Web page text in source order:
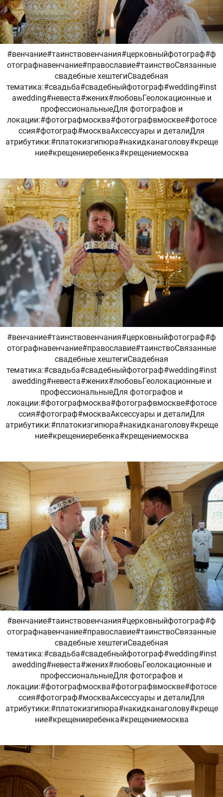
#венчание#таинствовенчания#церковныйфотограф#ф
отографнавенчание#православие#таинствоСвязанные
свадебные хештегиСвадебная
тематика:#свадьба#свадебныйфотограф#wedding#inst
awedding#невеста#жених#любовьГеолокационные и
профессиональныеДля фотографов и
локации:#фотографмосква#фотографвмоскве#фотосе
ссия#фотограф#москваАксессуары и деталиДля
атрибутики:#платокизгипюра#накидканаголову#креще
ние#крещениеребенка#крещениемосква
#венчание#таинствовенчания#церковныйфотограф#ф
отографнавенчание#православие#таинствоСвязанные
свадебные хештегиСвадебная
тематика:#свадьба#свадебныйфотограф#wedding#inst
awedding#невеста#жених#любовьГеолокационные и
профессиональныеДля фотографов и
локации:#фотографмосква#фотографвмоскве#фотосе
ссия#фотограф#москваАксессуары и деталиДля
атрибутики:#платокизгипюра#накидканаголову#креще
ние#крещениеребенка#крещениемосква
#венчание#таинствовенчания#церковныйфотограф#ф
отографнавенчание#православие#таинствоСвязанные
свадебные хештегиСвадебная
тематика:#свадьба#свадебныйфотограф#wedding#inst
awedding#невеста#жених#любовьГеолокационные и
профессиональныеДля фотографов и
локации:#фотографмосква#фотографвмоскве#фотосе
ссия#фотограф#москваАксессуары и деталиДля
атрибутики:#платокизгипюра#накидканаголову#креще
ние#крещениеребенка#крещениемосква